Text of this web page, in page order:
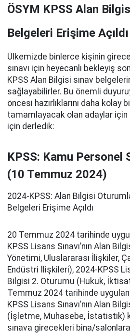
ÖSYM KPSS Alan
Belgeleri Erişime Açıldı
Ülkemizde binlerce kişinin
sınavı için heyecanlı bekleyiş
KPSS Alan Bilgisi sınav
sağlayabilirler. Bu önemli
öncesi hazırlıklarını daha kolay
tamamlayacak olan adaylar için
için derledik:
KPSS: Kamu Personel
(10 Temmuz 2024)
2024-KPSS: Alan Bilgisi
Belgeleri Erişime Açıldı
20 Temmuz 2024 tarihinde
KPSS Lisans Sınavı’nın Alan
Yönetimi, Uluslararası İlişkiler,
Endüstri İlişkileri), 2024-KPSS
Bilgisi 2. Oturumu (Hukuk,
Temmuz 2024 tarihinde
KPSS Lisans Sınavı’nın Alan
(İşletme, Muhasebe, İstatistik)
sınava girecekleri bina/